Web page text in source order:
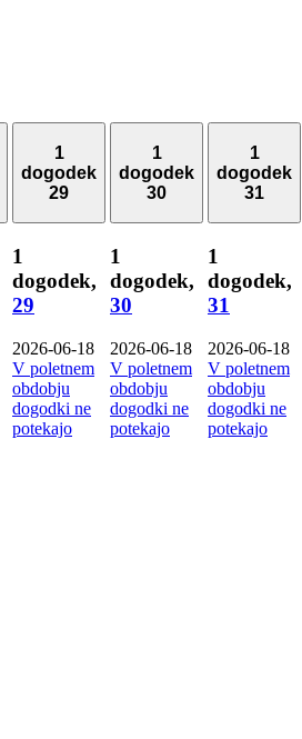
1
dogodek
29
1
dogodek,
29
2026-06-18
V poletnem
obdobju
dogodki ne
potekajo
1
dogodek
30
1
dogodek,
30
2026-06-18
V poletnem
obdobju
dogodki ne
potekajo
1
dogodek
31
1
dogodek,
31
2026-06-18
V poletnem
obdobju
dogodki ne
potekajo